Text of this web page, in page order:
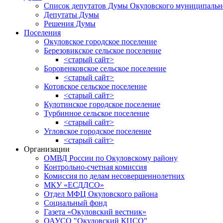
Список депутатов Думы Окуловского
Депутаты Думы
Решения Думы
Поселения
Окуловское городское поселение
Березовикское сельское поселение
<старый сайт>
Боровенковское сельское поселение
<старый сайт>
Котовское сельское поселение
<старый сайт>
Кулотинское городское поселение
Турбинное сельское поселение
<старый сайт>
Угловское городское поселение
<старый сайт>
Организации
ОМВД России по Окуловскому району
Контрольно-счетная комиссия
Комиссия по делам несовершеннолетних
МКУ «ЕСДДСО»
Отдел МФЦ Окуловского района
Социальный фонд
Газета «Окуловский вестник»
ОАУСО "Окуловский КЦСО"